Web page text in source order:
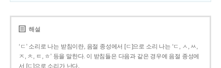
해설
‘ㄷ’ 소리로 나는 받침이란, 음절 종성에서 [ㄷ]으로 소리 나는 ‘ㄷ, ㅅ, ㅆ,
ㅈ, ㅊ, ㅌ, ㅎ’ 등을 말한다. 이 받침들은 다음과 같은 경우에 음절 종성에
서 [ㄷ]으로 소리가 난다.